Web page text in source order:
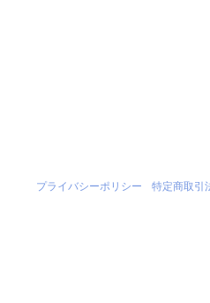
プライバシーポリシー 特定商取引